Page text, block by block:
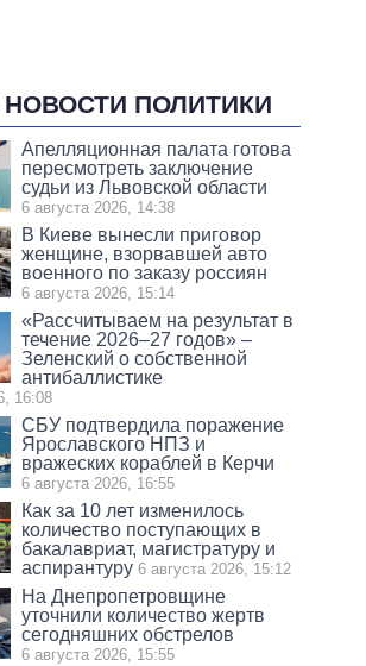
НОВОСТИ ПОЛИТИКИ
Апелляционная палата готова
пересмотреть заключение
судьи из Львовской области
6 августа 2026, 14:38
В Киеве вынесли приговор
женщине, взорвавшей авто
военного по заказу россиян
6 августа 2026, 15:14
«Рассчитываем на результат в
течение 2026–27 годов» –
Зеленский о собственной
антибаллистике
16:08
СБУ подтвердила поражение
Ярославского НПЗ и
вражеских кораблей в Керчи
6 августа 2026, 16:55
Как за 10 лет изменилось
количество поступающих в
бакалавриат, магистратуру и
аспирантуру 6 августа 2026, 15:12
На Днепропетровщине
уточнили количество жертв
сегодняшних обстрелов
6 августа 2026, 15:55